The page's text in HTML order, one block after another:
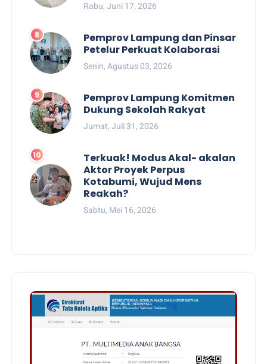
Rabu, Juni 17, 2026
Pemprov Lampung dan Pinsar
Petelur Perkuat Kolaborasi
Senin, Agustus 03, 2026
Pemprov Lampung Komitmen
Dukung Sekolah Rakyat
Jumat, Juli 31, 2026
Terkuak! Modus Akal- akalan
Aktor Proyek Perpus
Kotabumi, Wujud Mens
Reakah?
Sabtu, Mei 16, 2026